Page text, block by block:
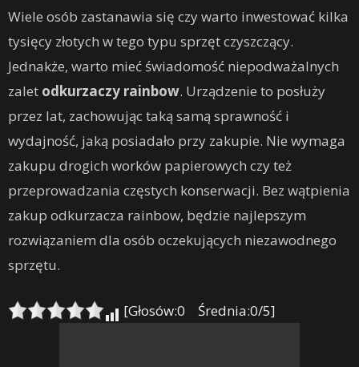
Wiele osób zastanawia się czy warto inwestować kilka
tysięcy złotych w tego typu sprzęt czyszczący.
Jednakże, warto mieć świadomość niepodważalnych
zalet odkurzaczy rainbow. Urządzenie to posłuży
przez lat, zachowując taką samą sprawność i
wydajność, jaką posiadało przy zakupie. Nie wymaga
zakupu drogich worków papierowych czy też
przeprowadzania częstych konserwacji. Bez wątpienia
zakup odkurzacza rainbow, będzie najlepszym
rozwiązaniem dla osób oczekujących niezawodnego
sprzętu.
[Głosów:0 Średnia:0/5]